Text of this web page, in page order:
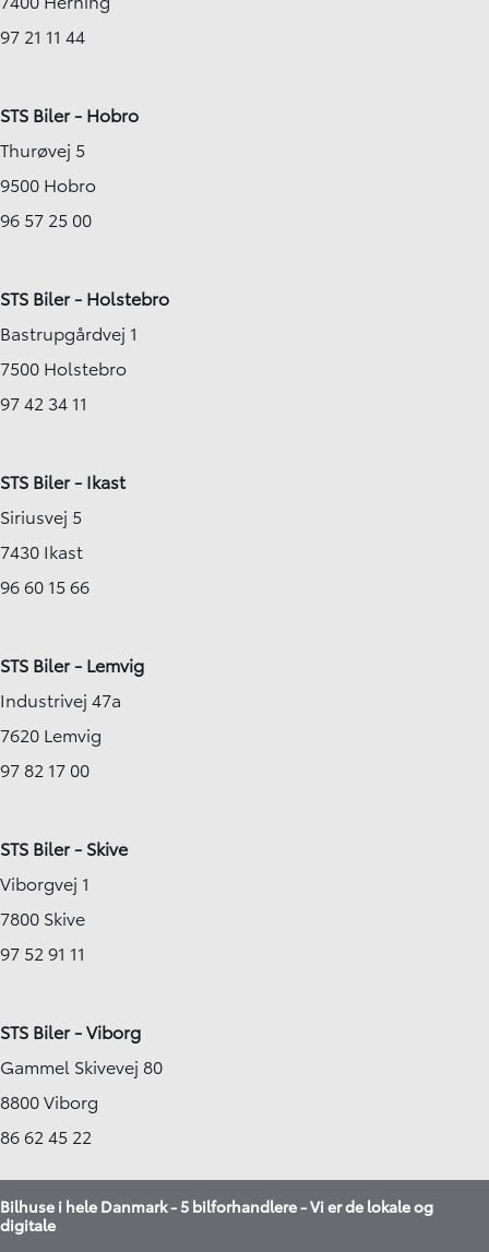
97 21 11 44
STS Biler - Hobro
Thurøvej 5
9500 Hobro
96 57 25 00
STS Biler - Holstebro
Bastrupgårdvej 1
7500 Holstebro
97 42 34 11
STS Biler - Ikast
Siriusvej 5
7430 Ikast
96 60 15 66
STS Biler - Lemvig
Industrivej 47a
7620 Lemvig
97 82 17 00
STS Biler - Skive
Viborgvej 1
7800 Skive
97 52 91 11
STS Biler - Viborg
Gammel Skivevej 80
8800 Viborg
86 62 45 22
Bilhuse i hele Danmark - 5 bilforhandlere - Vi er de lokale og
digitale